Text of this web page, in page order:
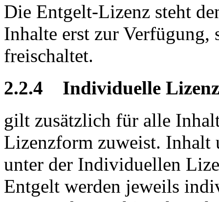
Die Entgelt-Lizenz steht
Inhalte erst zur Verfügung,
freischaltet.
2.2.4 Individuelle Lizenz
gilt zusätzlich für alle
Lizenzform zuweist. Inhalt
unter der Individuellen
Entgelt werden jeweils